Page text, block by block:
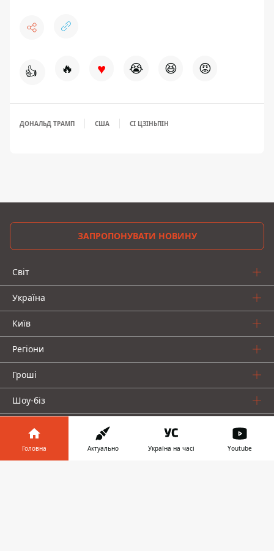
👍 🔥 ♥ 😭 😆 😡
ДОНАЛЬД ТРАМП США СІ ЦЗІНЬПІН
ЗАПРОПОНУВАТИ НОВИНУ
Світ
Україна
Київ
Регіони
Гроші
Шоу-біз
Життя
Про нас
Головна Актуально Україна на часі Youtube